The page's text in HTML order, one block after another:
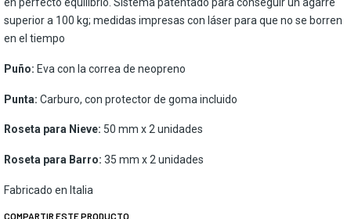
superior a 100 kg; medidas impresas con láser para que no se borren
en el tiempo
Puño: Eva con la correa de neopreno
Punta: Carburo, con protector de goma incluido
Roseta para Nieve: 50 mm x 2 unidades
Roseta para Barro: 35 mm x 2 unidades
Fabricado en Italia
COMPARTIR ESTE PRODUCTO